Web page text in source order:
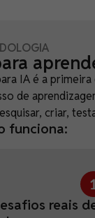
IA é a
de
criar,
funciona:
reais